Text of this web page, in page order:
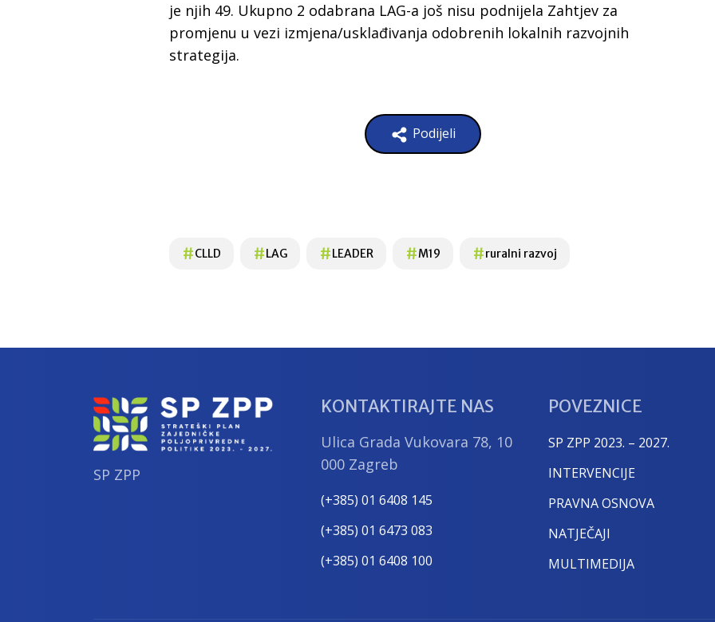
je njih 49. Ukupno 2 odabrana LAG-a još nisu podnijela Zahtjev za
promjenu u vezi izmjena/usklađivanja odobrenih lokalnih razvojnih
strategija.
Podijeli
#CLLD #LAG #LEADER #M19 #ruralni razvoj
SP ZPP
KONTAKTIRAJTE NAS
Ulica Grada Vukovara 78, 10
000 Zagreb
(+385) 01 6408 145
(+385) 01 6473 083
(+385) 01 6408 100
POVEZNICE
SP ZPP 2023. – 2027.
INTERVENCIJE
PRAVNA OSNOVA
NATJEČAJI
MULTIMEDIJA